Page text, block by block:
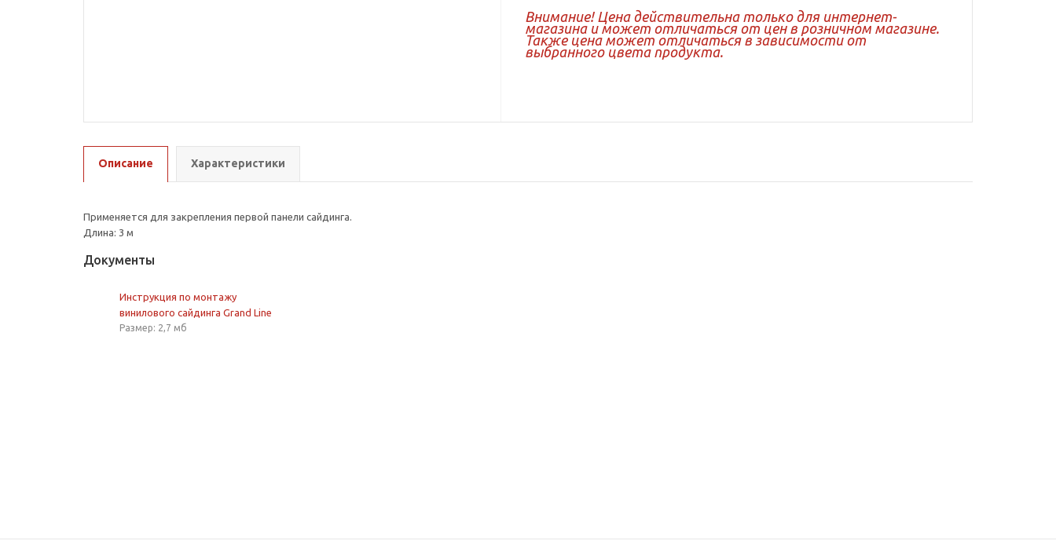
Внимание! Цена действительна только для интернет-
магазина и может отличаться от цен в розничном магазине.
Также цена может отличаться в зависимости от
выбранного цвета продукта.
Описание Характеристики
Применяется для закрепления первой панели сайдинга.
Длина: 3 м
Документы
Инструкция по монтажу
винилового сайдинга Grand Line
Размер: 2,7 мб